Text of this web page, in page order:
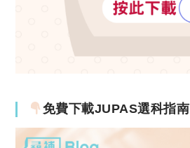
免費下載JUPAS選科指南